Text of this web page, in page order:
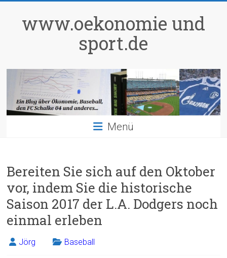
springenwww.oekonomie und
sport.de
Menü
Bereiten Sie sich auf den Oktober
vor, indem Sie die historische
Saison 2017 der L.A. Dodgers noch
einmal erleben
Jörg Baseball